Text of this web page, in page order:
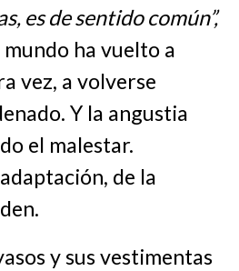
es de sentido común”,
ha vuelto a
vez, a volverse
Y la angustia
el malestar.
de la
y sus vestimentas